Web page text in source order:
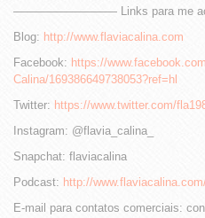
————————— Links para
Blog: http://www.flaviacalina.com
Facebook: https://
Calina/169386649738053?ref=hl
Twitter: https://www.twitter.com/
Instagram: @flavia_calina_
Snapchat: flaviacalina
Podcast: http://
E-mail para contatos comerciais: